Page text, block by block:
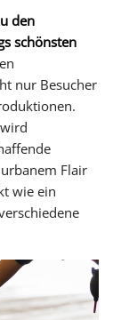
den
schönsten
nur Besucher
Flair
wie ein